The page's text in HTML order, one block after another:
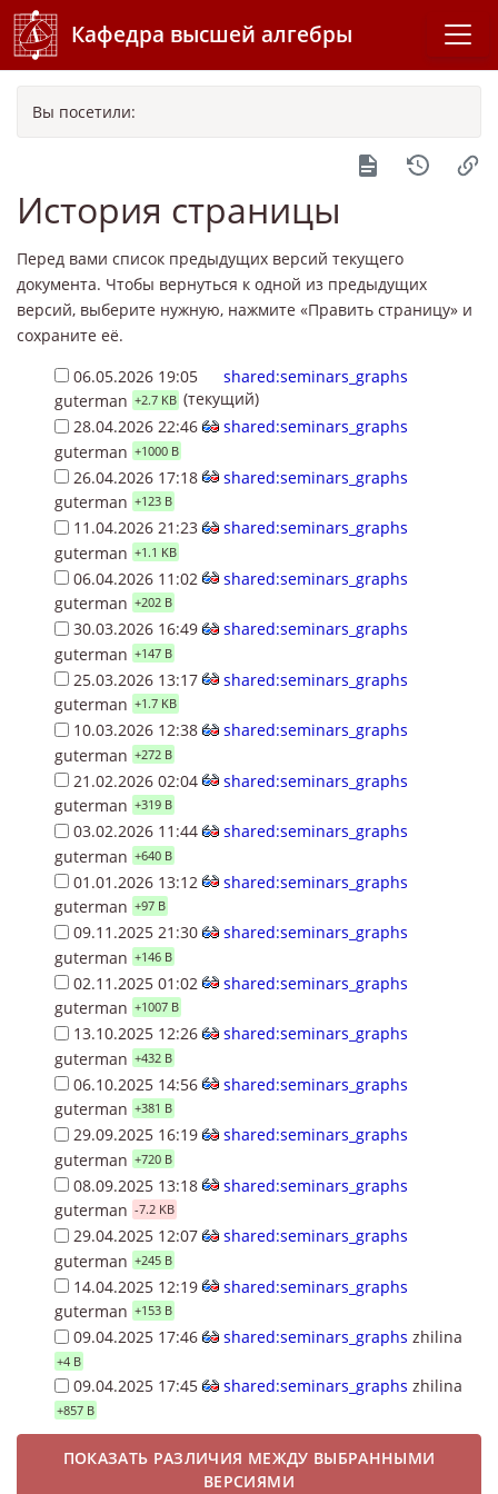
Кафедра высшей алгебры
Вы посетили:
История страницы
Перед вами список предыдущих версий текущего
документа. Чтобы вернуться к одной из предыдущих
версий, выберите нужную, нажмите «Править страницу» и
сохраните её.
06.05.2026 19:05
shared:seminars_graphs
guterman +2.7 KB (текущий)
28.04.2026 22:46
shared:seminars_graphs
guterman +1000 B
26.04.2026 17:18
shared:seminars_graphs
guterman +123 B
11.04.2026 21:23
shared:seminars_graphs
guterman +1.1 KB
06.04.2026 11:02
shared:seminars_graphs
guterman +202 B
30.03.2026 16:49
shared:seminars_graphs
guterman +147 B
25.03.2026 13:17
shared:seminars_graphs
guterman +1.7 KB
10.03.2026 12:38
shared:seminars_graphs
guterman +272 B
21.02.2026 02:04
shared:seminars_graphs
guterman +319 B
03.02.2026 11:44
shared:seminars_graphs
guterman +640 B
01.01.2026 13:12
shared:seminars_graphs
guterman +97 B
09.11.2025 21:30
shared:seminars_graphs
guterman +146 B
02.11.2025 01:02
shared:seminars_graphs
guterman +1007 B
13.10.2025 12:26
shared:seminars_graphs
guterman +432 B
06.10.2025 14:56
shared:seminars_graphs
guterman +381 B
29.09.2025 16:19
shared:seminars_graphs
guterman +720 B
08.09.2025 13:18
shared:seminars_graphs
guterman -7.2 KB
29.04.2025 12:07
shared:seminars_graphs
guterman +245 B
14.04.2025 12:19
shared:seminars_graphs
guterman +153 B
09.04.2025 17:46 shared:seminars_graphs zhilina
+4 B
09.04.2025 17:45 shared:seminars_graphs zhilina
+857 B
ПОКАЗАТЬ РАЗЛИЧИЯ МЕЖДУ ВЫБРАННЫМИ
ВЕРСИЯМИ